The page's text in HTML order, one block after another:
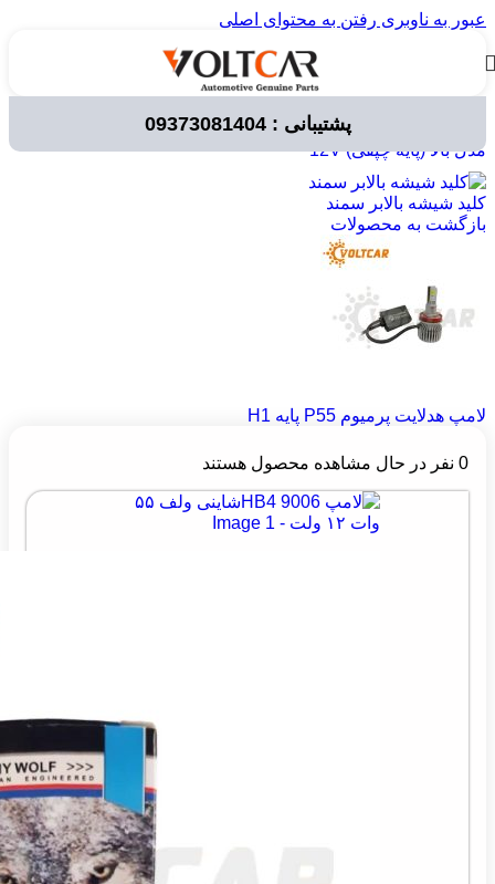
عبور به ناوبری رفتن به محتوای اصلی
پشتیبانی : 09373081404لوازم برقی خودرو/ لامپ خودرویی/ لامپ های 12 ولت
مدل بالا (پایه چپقی) 12V
کلید شیشه بالابر سمند
بازگشت به محصولات
لامپ هدلایت پرمیوم P55 پایه H1
0 نفر در حال مشاهده محصول هستند